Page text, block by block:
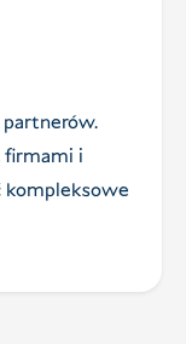
firmami i
kompleksowe